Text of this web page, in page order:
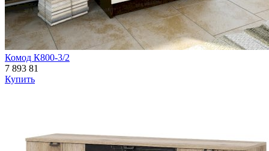
Комод К800-3/2
7 893 81
Купить